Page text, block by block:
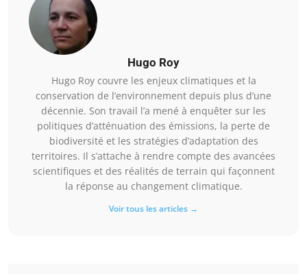
Hugo Roy
Hugo Roy couvre les enjeux climatiques et la
conservation de l’environnement depuis plus d’une
décennie. Son travail l’a mené à enquêter sur les
politiques d’atténuation des émissions, la perte de
biodiversité et les stratégies d’adaptation des
territoires. Il s’attache à rendre compte des avancées
scientifiques et des réalités de terrain qui façonnent
la réponse au changement climatique.
Voir tous les articles →